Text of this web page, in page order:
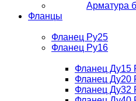
Арматура
Фланцы
Фланец Ру25
Фланец Ру16
Фланец Ду15
Фланец Ду20
Фланец Ду32